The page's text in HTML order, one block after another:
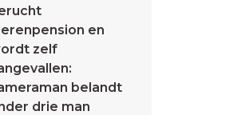
en
zelf
belandt
drie man